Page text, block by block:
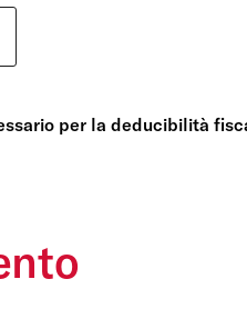
I cookie e altre tecnologie simili
efficiente l’esperienza di
disponibili tutte le informazioni
per la deducibilità